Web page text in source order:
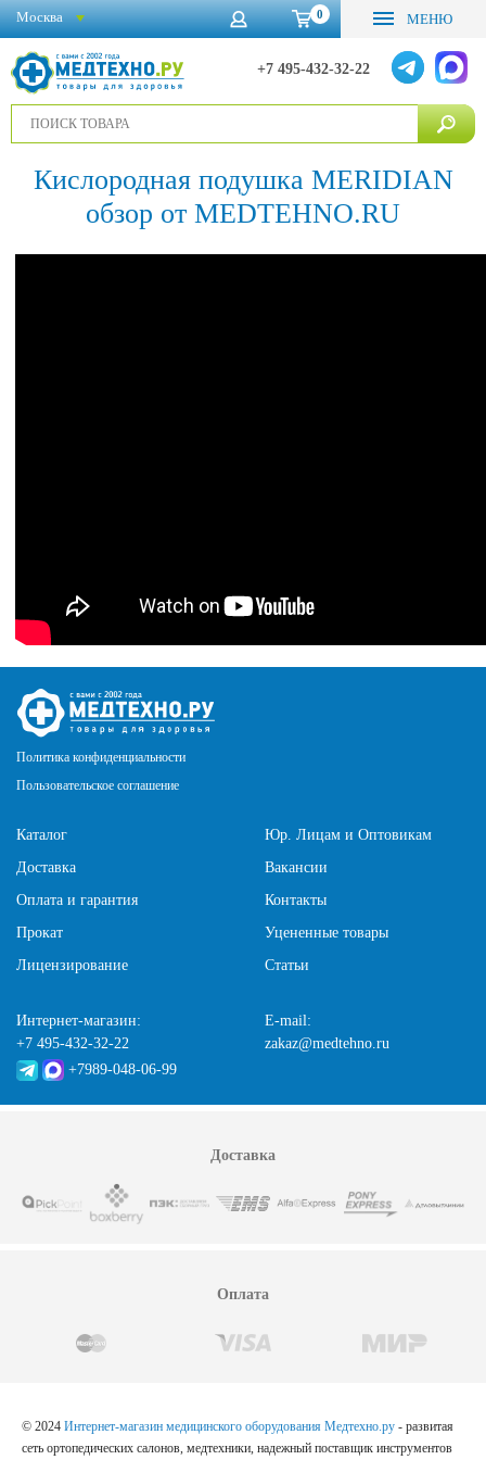
0 МЕНЮ
+7 495-432-32-22
Москва
Кислородная подушка MERIDIAN
обзор от MEDTEHNO.RU
Политика конфиденциальности
Пользовательское соглашение
Каталог
Доставка
Оплата и гарантия
Прокат
Лицензирование
Юр. Лицам и Оптовикам
Вакансии
Контакты
Уцененные товары
Статьи
Интернет-магазин:
+7 495-432-32-22
+7989-048-06-99
E-mail:
zakaz@medtehno.ru
Доставка
Оплата
© 2024 Интернет-магазин медицинского оборудования Медтехно.ру - развитая
сеть ортопедических салонов, медтехники, надежный поставщик инструментов